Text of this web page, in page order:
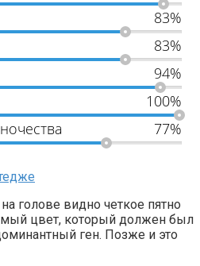
83%
83%
94%
100%
77%
голове видно четкое пятно
цвет, который должен был
ген. Позже и это